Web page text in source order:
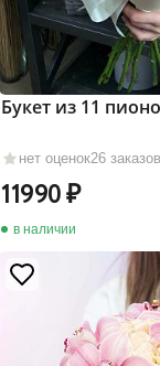
нет оценок26 заказов
Букет из 11
11990
в наличии